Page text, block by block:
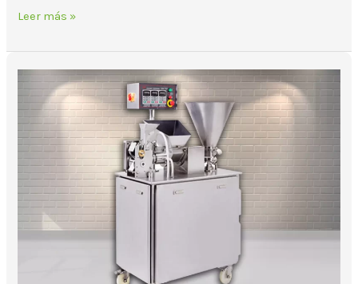
Leer más »
crear
empanadas
rápidamente?